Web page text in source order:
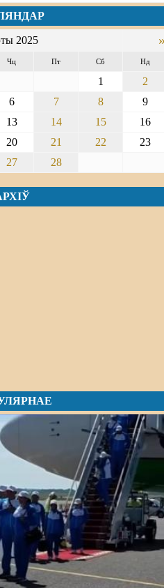
2025
Чц Пт Сб Нд
1
2
6 7 8
9
13 14 15
16
20 21 22
23
27 28